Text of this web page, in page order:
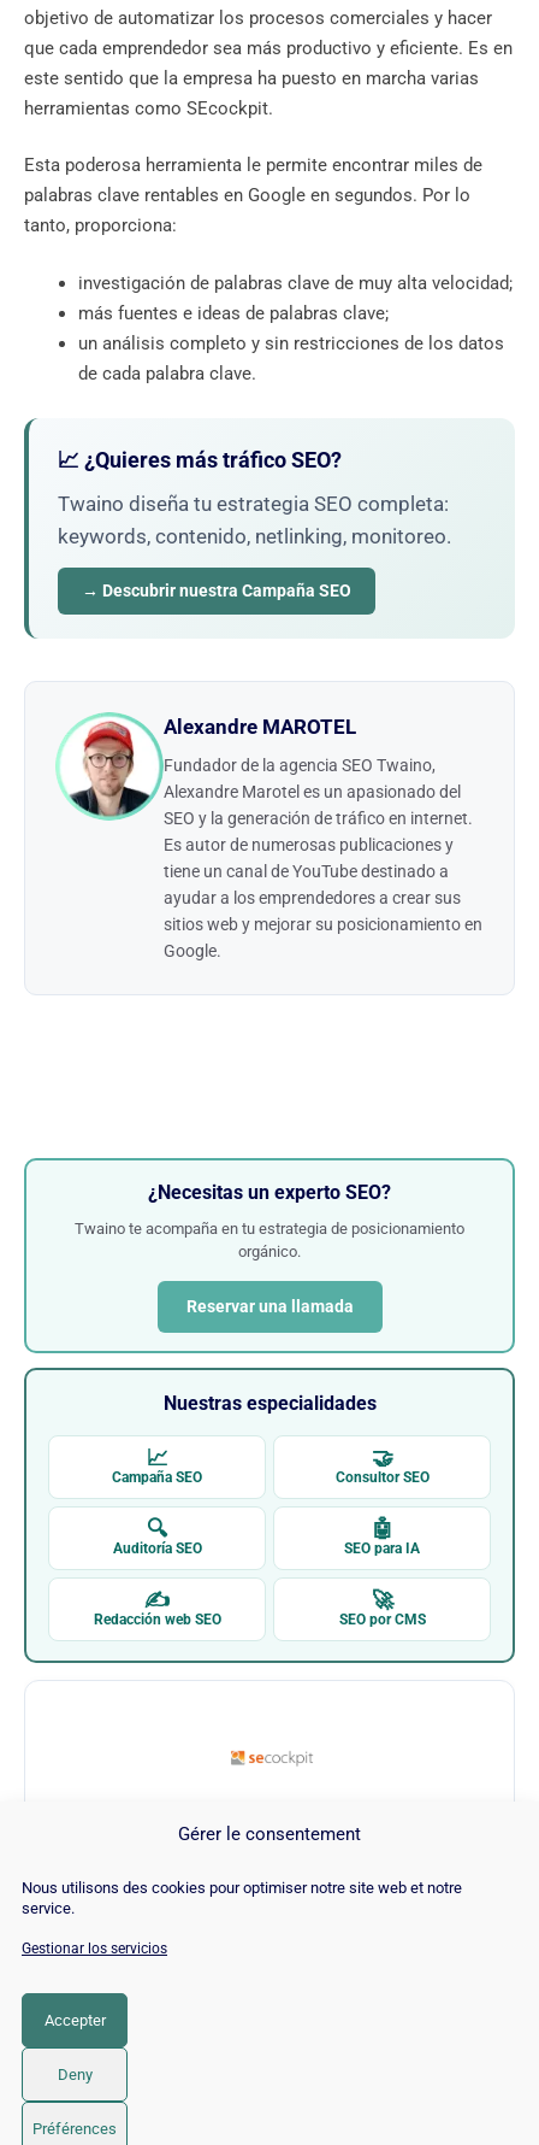
Gérer le consentement
Nous utilisons des cookies pour optimiser notre site web et notre
service.
Gestionar los servicios
Accepter
Deny
Préférences
objetivo de automatizar los procesos comerciales y hacer
que cada emprendedor sea más productivo y eficiente. Es en
este sentido que la empresa ha puesto en marcha varias
herramientas como SEcockpit.
Esta poderosa herramienta le permite encontrar miles de
palabras clave rentables en Google en segundos. Por lo
tanto, proporciona:
investigación de palabras clave de muy alta velocidad;
más fuentes e ideas de palabras clave;
un análisis completo y sin restricciones de los datos
de cada palabra clave.
📈 ¿Quieres más tráfico SEO?
Twaino diseña tu estrategia SEO completa:
keywords, contenido, netlinking, monitoreo.
→ Descubrir nuestra Campaña SEO
Alexandre MAROTEL
Fundador de la agencia SEO Twaino,
Alexandre Marotel es un apasionado del
SEO y la generación de tráfico en internet.
Es autor de numerosas publicaciones y
tiene un canal de YouTube destinado a
ayudar a los emprendedores a crear sus
sitios web y mejorar su posicionamiento en
Google.
¿Necesitas un experto SEO?
Twaino te acompaña en tu estrategia de posicionamiento
orgánico.
Reservar una llamada
Nuestras especialidades
📈
Campaña SEO
🤝
Consultor SEO
🔍
Auditoría SEO
🤖
SEO para IA
✍
Redacción web SEO
🚀
SEO por CMS
CATEGORÍA
© 2026 Twaino